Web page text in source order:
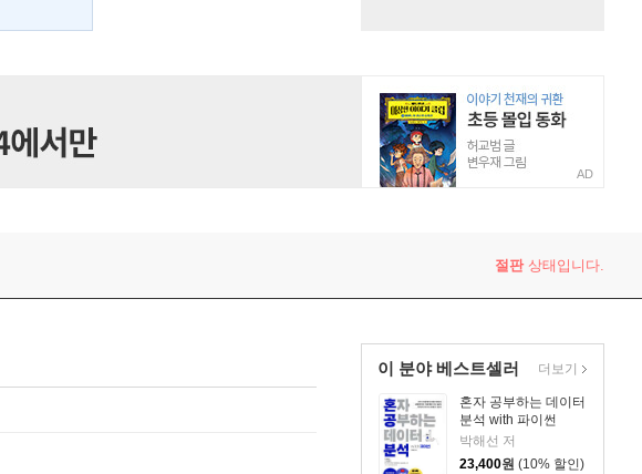
AD
절판상태입니다.
이 분야 베스트셀러
혼자 공부하는 데이터
분석 with 파이썬
박해선 저
23,400원 (10% 할인)
더보기